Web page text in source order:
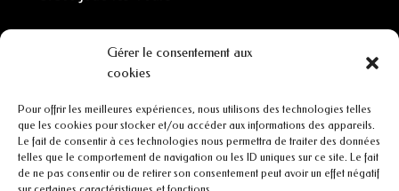
Gérer le consentement aux
cookies
Pour offrir les meilleures expériences, nous utilisons des technologies telles
que les cookies pour stocker et/ou accéder aux informations des appareils.
Le fait de consentir à ces technologies nous permettra de traiter des données
telles que le comportement de navigation ou les ID uniques sur ce site. Le fait
de ne pas consentir ou de retirer son consentement peut avoir un effet négatif
02 47 63 79 33
contact@lagarde-optique.fr
INFORMATIONS